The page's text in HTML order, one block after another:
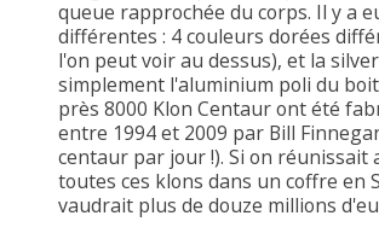
queue rapprochée du corps. Il y a
différentes : 4 couleurs dorées
l'on peut voir au dessus), et la
simplement l'aluminium poli du
près 8000 Klon Centaur ont été
entre 1994 et 2009 par Bill
centaur par jour !). Si on réunissait
toutes ces klons dans un coffre en
vaudrait plus de douze millions